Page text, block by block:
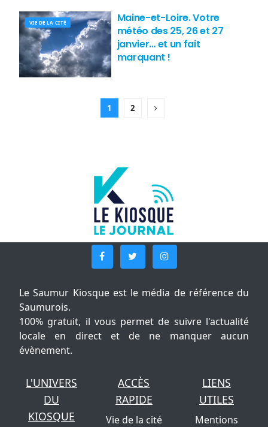
VIE DE LA CITÉ
Maine-et-Loire. Votre
météo des 25, 26 et 27
janvier… et un fait
marquant !
1 2
Le Saumur Kiosque est le média de référence du
Saumurois.
100% gratuit, il vous permet de suivre l'actualité
locale en direct et de ne manquer aucun
évènement.
L'UNIVERS
DU
KIOSQUE
ACCÈS
RAPIDE
Vie de la cité
LIENS
UTILES
Mentions